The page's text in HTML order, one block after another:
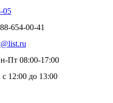
05
654-00-41
Пт 08:00-17:00
12:00 до 13:00